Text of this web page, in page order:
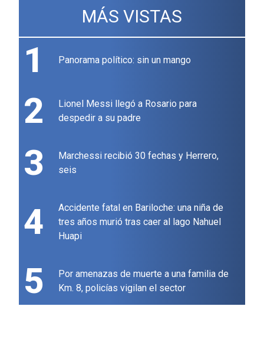
MÁS VISTAS
1 Panorama político: sin un mango
2
Lionel Messi llegó a Rosario para
despedir a su padre
3
Marchessi recibió 30 fechas y Herrero,
seis
4
Accidente fatal en Bariloche: una niña de
tres años murió tras caer al lago Nahuel
Huapi
5
Por amenazas de muerte a una familia de
Km. 8, policías vigilan el sector